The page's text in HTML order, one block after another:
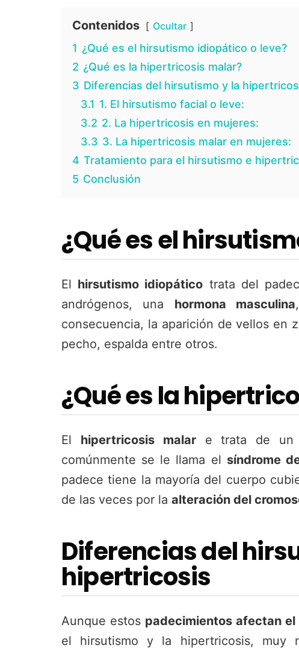
Contenidos Ocultar
1 ¿Qué es el hirsutismo idiopático o leve?
2 ¿Qué es la hipertricosis malar?
3 Diferencias del hirsutismo y la
3.1 1. El hirsutismo facial o leve:
3.2 2. La hipertricosis en mujeres:
3.3 3. La hipertricosis malar en mujeres:
4 Tratamiento para el hirsutismo e
5 Conclusión
¿Qué es el
El hirsutismo idiopático trata del
andrógenos, una hormona masculina
consecuencia, la aparición de vellos en
pecho, espalda entre otros.
¿Qué es la
El hipertricosis malare trata de un
comúnmente se le llama el síndrome
padece tiene la mayoría del cuerpo
de las veces por la alteración del
Diferencias del
hipertricosis
Aunque estos padecimientos afectan el
el hirsutismo y la hipertricosis, muy